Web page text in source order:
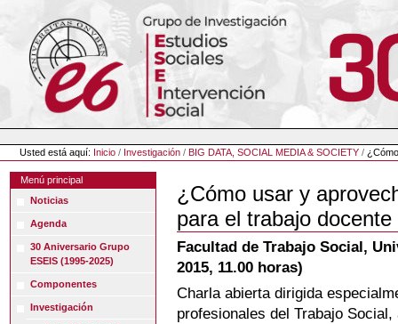
contenido.
navegación
Herramientas
Personales
Usted está aquí: Inicio / Investigación /BIG DATA, SOCIAL MEDIA & SOCIETY /
Menú principal
Noticias
Agenda
30 Aniversario Grupo
ESEIS (1995-2025)
Componentes
Investigación
¿Cómo usar y
para el trabajo
Facultad de Trabajo Social,
2015, 11.00 horas)
Charla abierta dirigida
profesionales del Trabajo